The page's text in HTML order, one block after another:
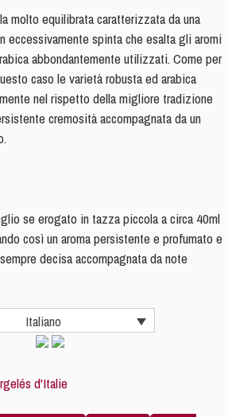
molto equilibrata caratterizzata da una
eccessivamente spinta che esalta gli aromi
abbondantemente utilizzati. Come per
caso le varietà robusta ed arabica
nel rispetto della migliore tradizione
cremosità accompagnata da un
se erogato in tazza piccola a circa 40ml
così un aroma persistente e profumato e
decisa accompagnata da note
Italiano